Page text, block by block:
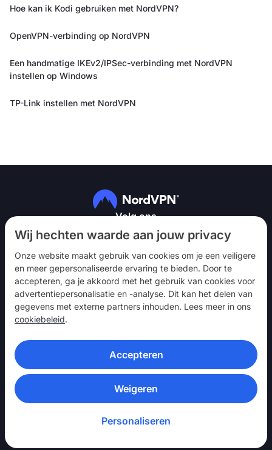
Wij hechten waarde aan jouw privacy
Onze website maakt gebruik van cookies om je een veiligere
en meer gepersonaliseerde ervaring te bieden. Door te
accepteren, ga je akkoord met het gebruik van cookies voor
advertentiepersonalisatie en -analyse. Dit kan het delen van
gegevens met externe partners inhouden. Lees meer in ons
cookiebeleid.
Accepteren
Weigeren
Personaliseren
Hoe kan ik Kodi gebruiken met NordVPN?
OpenVPN-verbinding op NordVPN
Een handmatige IKEv2/IPSec-verbinding met NordVPN
instellen op Windows
TP-Link instellen met NordVPN
Volg ons
NordVPN
Betrekken
Hulp
Ontdek
VPN-APPS
© 2026 Nord Security. Alle rechten voorbehouden